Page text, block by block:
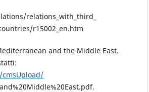
relations_with_third_
r15002_en.htm
and the Middle East.